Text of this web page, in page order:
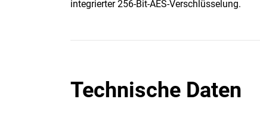
integrierter 256-Bit-AES-Verschlüsselung.
Technische Daten